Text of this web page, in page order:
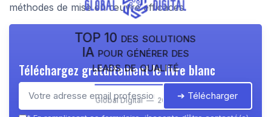
méthodes de mise en œuvre efficaces.
TOP 10 des solutions
IA pour générer des
leads de qualité
Global Digital — 2026
Téléchargez gratuitement le livre blanc
➔ Télécharger